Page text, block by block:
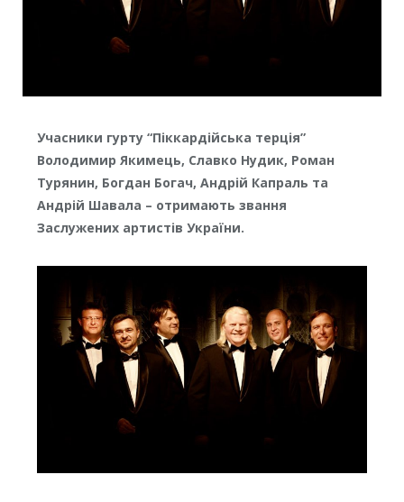
Учасники гурту “Піккардійська терція”
Володимир Якимець, Славко Нудик, Роман
Турянин, Богдан Богач, Андрій Капраль та
Андрій Шавала – отримають звання
Заслужених артистів України.